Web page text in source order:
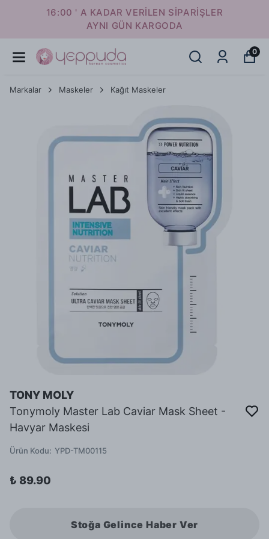
16:00 ' A KADAR VERİLEN SİPARİŞLER
AYNI GÜN KARGODA
0
Markalar Maskeler Kağıt Maskeler
TONY MOLY
Tonymoly Master Lab Caviar Mask Sheet -
Havyar Maskesi
Ürün Kodu: YPD-TM00115
₺ 89.90
Stoğa Gelince Haber Ver